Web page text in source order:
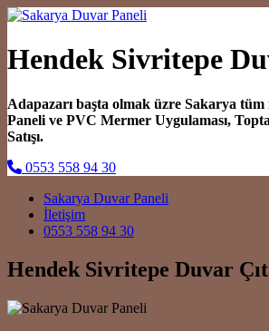
Hendek Sivritepe
Adapazarı başta olmak üzre Sakarya
Paneli ve PVC Mermer Uygulaması,
Satışı.
0553 558 94 30
Main Navigation
Sakarya Duvar Paneli
İletişim
0553 558 94 30
Hendek Sivritepe Duvar